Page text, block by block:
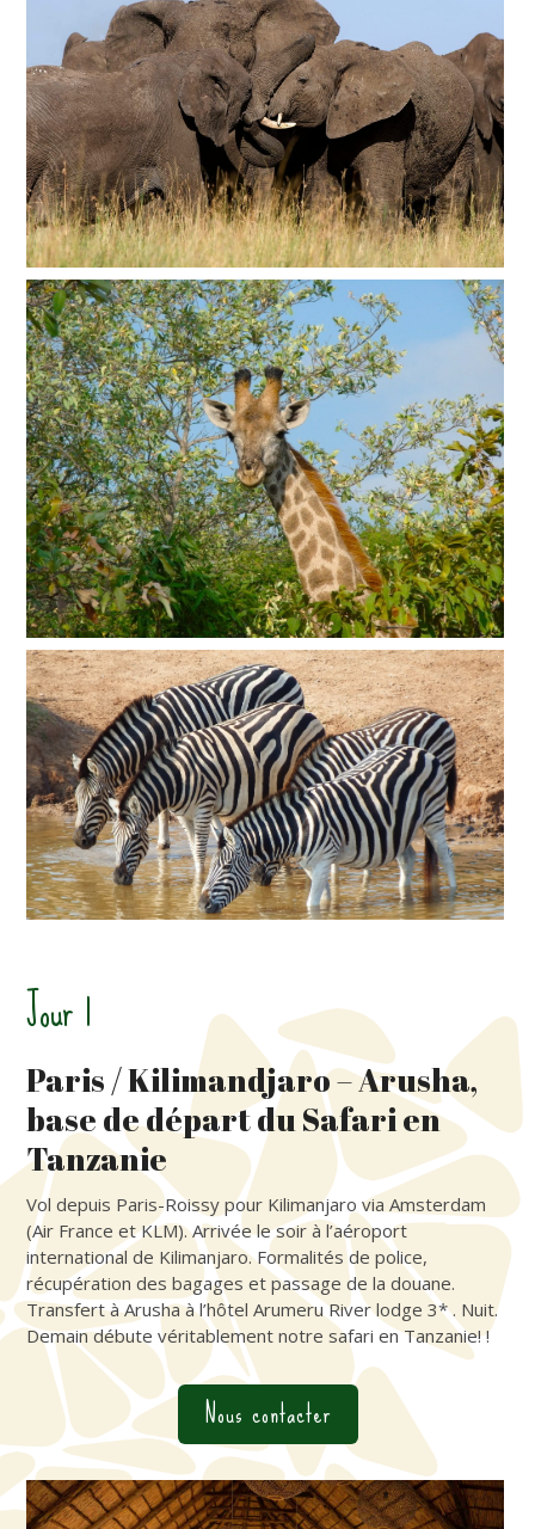
Jour 1
Paris / Kilimandjaro – Arusha,
base de départ du Safari en
Tanzanie
Vol depuis Paris-Roissy pour Kilimanjaro via Amsterdam
(Air France et KLM). Arrivée le soir à l’aéroport
international de Kilimanjaro. Formalités de police,
récupération des bagages et passage de la douane.
Transfert à Arusha à l’hôtel Arumeru River lodge 3* . Nuit.
Demain débute véritablement notre safari en Tanzanie! !
Nous contacter